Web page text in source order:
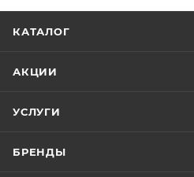
КАТАЛОГ
АКЦИИ
УСЛУГИ
БРЕНДЫ